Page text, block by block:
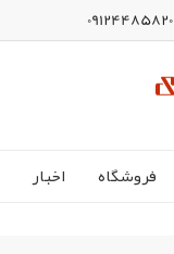
فروشگاه اخبار